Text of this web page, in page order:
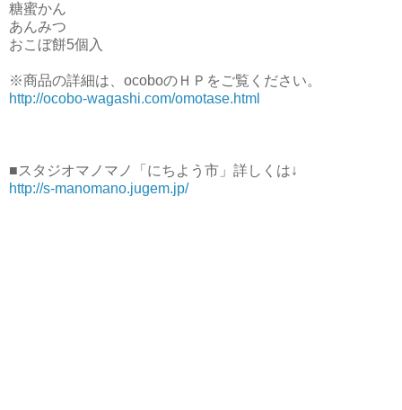
糖蜜かん
あんみつ
おこぼ餅5個入
※商品の詳細は、ocoboのＨＰをご覧ください。
http://ocobo-wagashi.com/omotase.html
■スタジオマノマノ「にちよう市」詳しくは↓
http://s-manomano.jugem.jp/